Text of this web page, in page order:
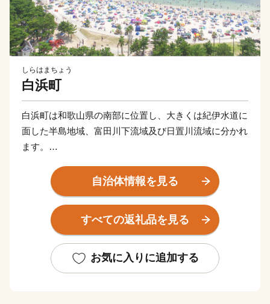
しらはまちょう
白浜町
白浜町は和歌山県の南部に位置し、大きくは紀伊水道に
面した半島地域、富田川下流域及び日置川流域に分かれ
ます。
面積は、200.98平方キロメートルで、県全体の約4.3％
を占めることとなります。年間平均気温は16.8度、年間
降水量は2,219ミリメートルとなっています。温暖で明
るく過しやすい気候と言えます。
森林が全体の約81％を占め、北西の半島部に市街地が形
成され、南部では海岸地域まで山地がせまり、海岸、河
自治体情報を見る
すべての返礼品を見る
お気に入りに追加する